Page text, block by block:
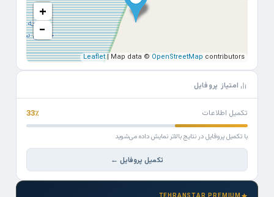
+
−
Leaflet| Map data © OpenStreetMap contributors
امتیاز پروفایل
تکمیل اطلاعات 33٪
با تکمیل پروفایل در نتایج بالاتر نمایش داده می‌شوید
تکمیل پروفایل ←